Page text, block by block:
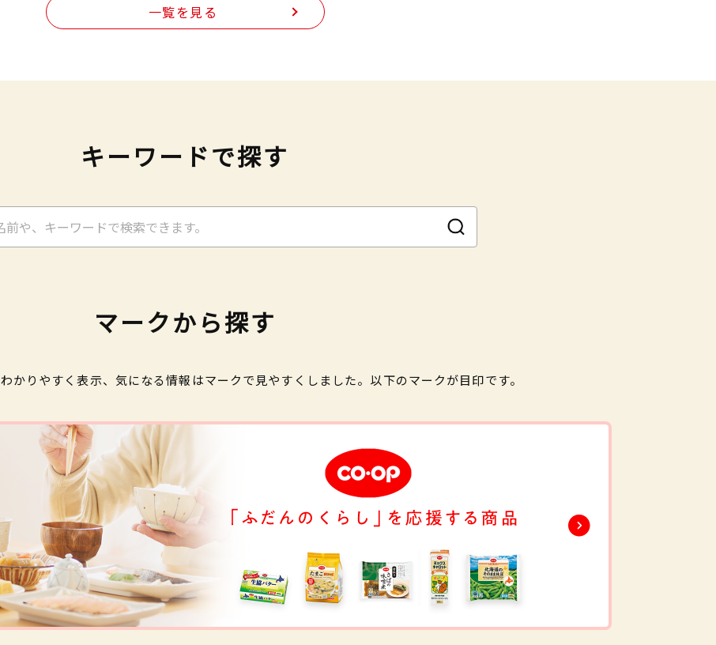
一覧を見る
キーワードで探す
マークから探す
かりやすく表示、気になる情報はマークで見やすくしました。以下のマークが目印です。